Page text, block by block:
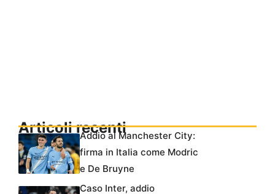
Articoli recentiAddio al Manchester City:
firma in Italia come Modric
e De Bruyne
Caso Inter, addio